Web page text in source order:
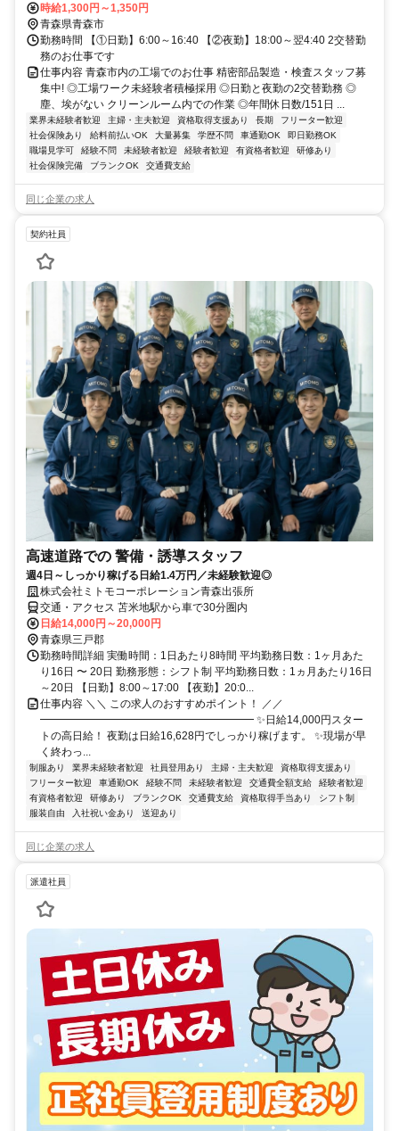
時給1,300円～1,350円
青森県青森市
勤務時間 【①日勤】6:00～16:40 【②夜勤】18:00～翌4:40 2交替勤
務のお仕事です
仕事内容 青森市内の工場でのお仕事 精密部品製造・検査スタッフ募
集中! ◎工場ワーク未経験者積極採用 ◎日勤と夜勤の2交替勤務 ◎
塵、埃がない クリーンルーム内での作業 ◎年間休日数/151日 ...
業界未経験者歓迎 主婦・主夫歓迎 資格取得支援あり 長期
フリーター歓迎
社会保険あり
給料前払いOK 大量募集 学歴不問 車通勤OK
即日勤務OK
職場見学可
経験不問 未経験者歓迎 経験者歓迎 有資格者歓迎
研修あり
社会保険完備
ブランクOK 交通費支給
同じ企業の求人
契約社員
高速道路での 警備・誘導スタッフ
週4日～しっかり稼げる日給1.4万円／未経験歓迎◎
株式会社ミトモコーポレーション青森出張所
交通・アクセス 苫米地駅から車で30分圏内
日給14,000円～20,000円
青森県三戸郡
勤務時間詳細 実働時間：1日あたり8時間 平均勤務日数：1ヶ月あた
り16日 〜 20日 勤務形態：シフト制 平均勤務日数：1ヵ月あたり16日
～20日 【日勤】8:00～17:00 【夜勤】20:0...
仕事内容 ＼＼ この求人のおすすめポイント！ ／／
━━━━━━━━━━━━━━━━━━━━ ✨日給14,000円スター
トの高日給！ 夜勤は日給16,628円でしっかり稼げます。 ✨現場が早
く終わっ...
制服あり 業界未経験者歓迎 社員登用あり 主婦・主夫歓迎
資格取得支援あり
フリーター歓迎
車通勤OK 経験不問 未経験者歓迎 交通費全額支給
経験者歓迎
有資格者歓迎
研修あり ブランクOK 交通費支給 資格取得手当あり
シフト制
服装自由
入社祝い金あり 送迎あり
同じ企業の求人
派遣社員